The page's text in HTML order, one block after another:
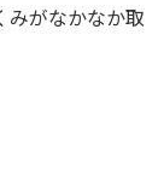
みがなかなか取